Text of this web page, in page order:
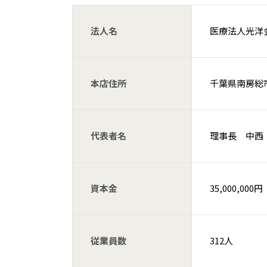
法人名 医療法人光洋
本店住所 千葉県南房総
代表者名 理事長 中
資本金 35,000,000円
従業員数 312人